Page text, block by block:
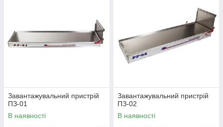
Завантажувальний пристрій
ПЗ-01
В наявності
Завантажувальний пристрій
ПЗ-02
В наявності